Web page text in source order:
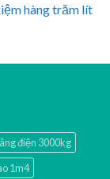
hàng trăm lít
điện 3000kg
1m4